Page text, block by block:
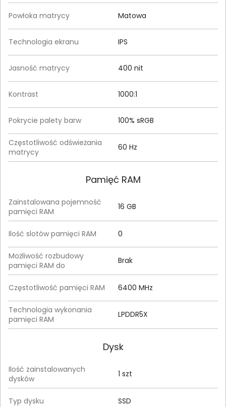
Powłoka matrycy Matowa
Technologia ekranu IPS
Jasność matrycy 400 nit
Kontrast 1000:1
Pokrycie palety barw 100% sRGB
Częstotliwość odświeżania
matrycy
60 Hz
Pamięć RAM
Zainstalowana pojemność
pamięci RAM
16 GB
Ilość slotów pamięci RAM 0
Możliwość rozbudowy
pamięci RAM do
Brak
Częstotliwość pamięci RAM 6400 MHz
Technologia wykonania
pamięci RAM
LPDDR5X
Dysk
Ilość zainstalowanych
dysków
1 szt
Typ dysku SSD